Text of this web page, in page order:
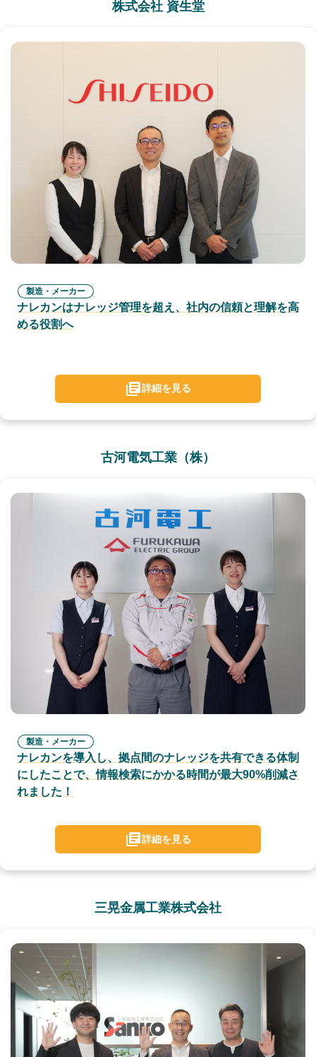
株式会社 資生堂
製造・メーカー
ナレカンはナレッジ管理を超え、社内の信頼と理解を高
める役割へ
詳細を見る
古河電気工業（株）
製造・メーカー
ナレカンを導入し、拠点間のナレッジを共有できる体制
にしたことで、情報検索にかかる時間が最大90%削減さ
れました！
詳細を見る
三晃金属工業株式会社